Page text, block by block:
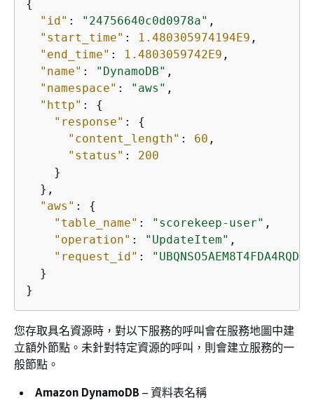
{
"id" : "24756640c0d0978a" ,
"start_time" : 1.480305974194E9 ,
"end_time" : 1.4803059742E9 ,
"name" : "DynamoDB" ,
"namespace" : "aws" ,
"http" : {
"response" : {
"content_length" : 60 ,
"status" : 200
    }
  },
"aws" : {
"table_name" : "scorekeep-user" ,
"operation" : "UpdateItem" ,
"request_id" :
  }
}
您存取具名資源時，對以下服務的呼叫會在服務地圖中建
立額外節點。未針對特定資源的呼叫，則會建立服務的一
般節點。
Amazon DynamoDB – 資料表名稱